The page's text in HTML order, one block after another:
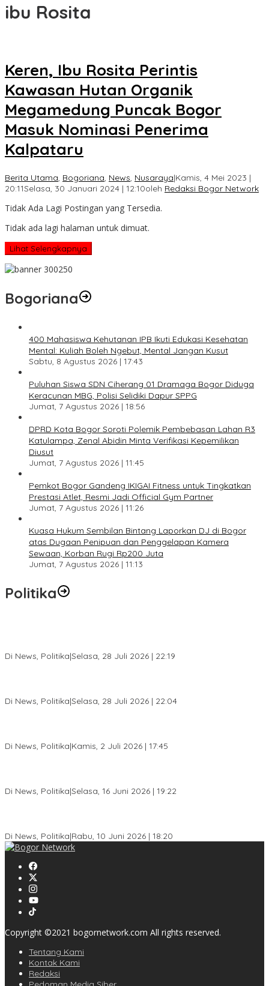
ibu Rosita
Keren, Ibu Rosita Perintis
Kawasan Hutan Organik
Megamedung Puncak Bogor
Masuk Nominasi Penerima
Kalpataru
Berita Utama, Bogoriana, News, Nusaraya|Kamis, 4 Mei 2023 |
20:11Selasa, 30 Januari 2024 | 12:10oleh Redaksi Bogor Network
Tidak Ada Lagi Postingan yang Tersedia.
Tidak ada lagi halaman untuk dimuat.
Lihat Selengkapnya
Bogoriana
400 Mahasiswa Kehutanan IPB Ikuti Edukasi Kesehatan
Mental: Kuliah Boleh Ngebut, Mental Jangan Kusut
Sabtu, 8 Agustus 2026 | 17:43
Puluhan Siswa SDN Ciherang 01 Dramaga Bogor Diduga
Keracunan MBG, Polisi Selidiki Dapur SPPG
Jumat, 7 Agustus 2026 | 18:56
DPRD Kota Bogor Soroti Polemik Pembebasan Lahan R3
Katulampa, Zenal Abidin Minta Verifikasi Kepemilikan
Diusut
Jumat, 7 Agustus 2026 | 11:45
Pemkot Bogor Gandeng IKIGAI Fitness untuk Tingkatkan
Prestasi Atlet, Resmi Jadi Official Gym Partner
Jumat, 7 Agustus 2026 | 11:26
Kuasa Hukum Sembilan Bintang Laporkan DJ di Bogor
atas Dugaan Penipuan dan Penggelapan Kamera
Sewaan, Korban Rugi Rp200 Juta
Jumat, 7 Agustus 2026 | 11:13
Politika
Di News, Politika|Selasa, 28 Juli 2026 | 22:19
Di News, Politika|Selasa, 28 Juli 2026 | 22:04
Di News, Politika|Kamis, 2 Juli 2026 | 17:45
Di News, Politika|Selasa, 16 Juni 2026 | 19:22
Di News, Politika|Rabu, 10 Juni 2026 | 18:20
Copyright ©2021 bogornetwork.com All rights reserved.
Tentang Kami
Kontak Kami
Redaksi